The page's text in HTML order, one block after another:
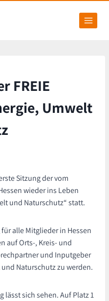
FREIE
Umwelt
Sitzung der vom
wieder ins Leben
und Naturschutz“ statt.
alle Mitglieder in Hessen
auf Orts-, Kreis- und
und Inputgeber
Naturschutz zu werden.
lässt sich sehen. Auf Platz 1